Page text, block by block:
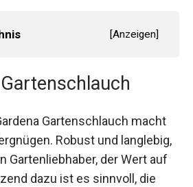
[Anzeigen]
Gartenschlauch macht
Robust und langlebig,
Gartenliebhaber, der Wert auf
dazu ist es sinnvoll, die